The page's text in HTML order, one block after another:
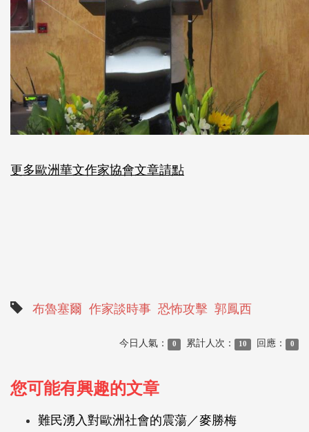
更多歐洲華文作家協會文章請點
布魯塞爾 作家談時事 恐怖攻擊 郭鳳西
今日人氣： 0 累計人次： 10 回應： 0
您可能有興趣的文章
難民湧入對歐洲社會的震蕩／麥勝梅